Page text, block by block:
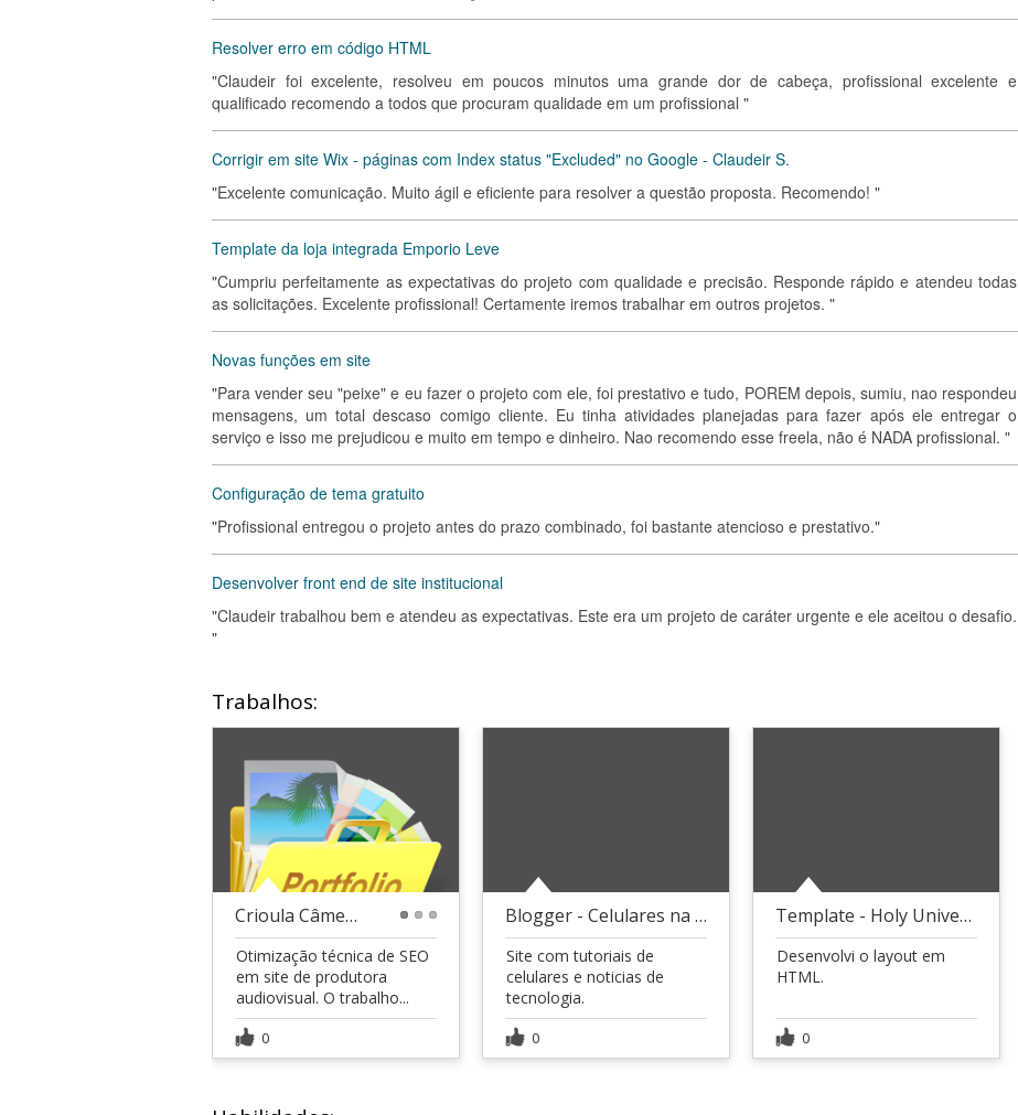
Resolver erro em código HTML
"Claudeir foi excelente, resolveu em poucos minutos uma grande dor de cabeça, profissional excelente e
qualificado recomendo a todos que procuram qualidade em um profissional "
Corrigir em site Wix - páginas com Index status "Excluded" no Google - Claudeir S.
"Excelente comunicação. Muito ágil e eficiente para resolver a questão proposta. Recomendo! "
Template da loja integrada Emporio Leve
"Cumpriu perfeitamente as expectativas do projeto com qualidade e precisão. Responde rápido e atendeu todas
as solicitações. Excelente profissional! Certamente iremos trabalhar em outros projetos. "
Novas funções em site
"Para vender seu "peixe" e eu fazer o projeto com ele, foi prestativo e tudo, POREM depois, sumiu, nao respondeu
mensagens, um total descaso comigo cliente. Eu tinha atividades planejadas para fazer após ele entregar o
serviço e isso me prejudicou e muito em tempo e dinheiro. Nao recomendo esse freela, não é NADA profissional. "
Configuração de tema gratuito
"Profissional entregou o projeto antes do prazo combinado, foi bastante atencioso e prestativo."
Desenvolver front end de site institucional
"Claudeir trabalhou bem e atendeu as expectativas. Este era um projeto de caráter urgente e ele aceitou o desafio.
"
Trabalhos:
Crioula Câmera | Produtora Audiovisual
Otimização técnica de SEO
em site de produtora
audiovisual. O trabalho...
0
Blogger - Celulares na Web
Site com tutoriais de
celulares e noticias de
tecnologia.
0
Template - Holy University
Desenvolvi o layout em
HTML.
0